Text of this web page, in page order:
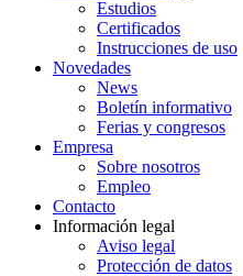
Estudios
Certificados
Instrucciones de uso
Novedades
News
Boletín informativo
Ferias y congresos
Empresa
Sobre nosotros
Empleo
Contacto
Información legal
Aviso legal
Protección de datos